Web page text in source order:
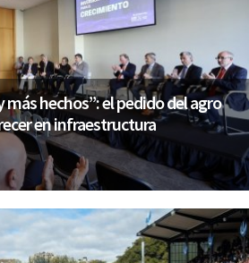
hechos”: el pedido del agro
en infraestructura